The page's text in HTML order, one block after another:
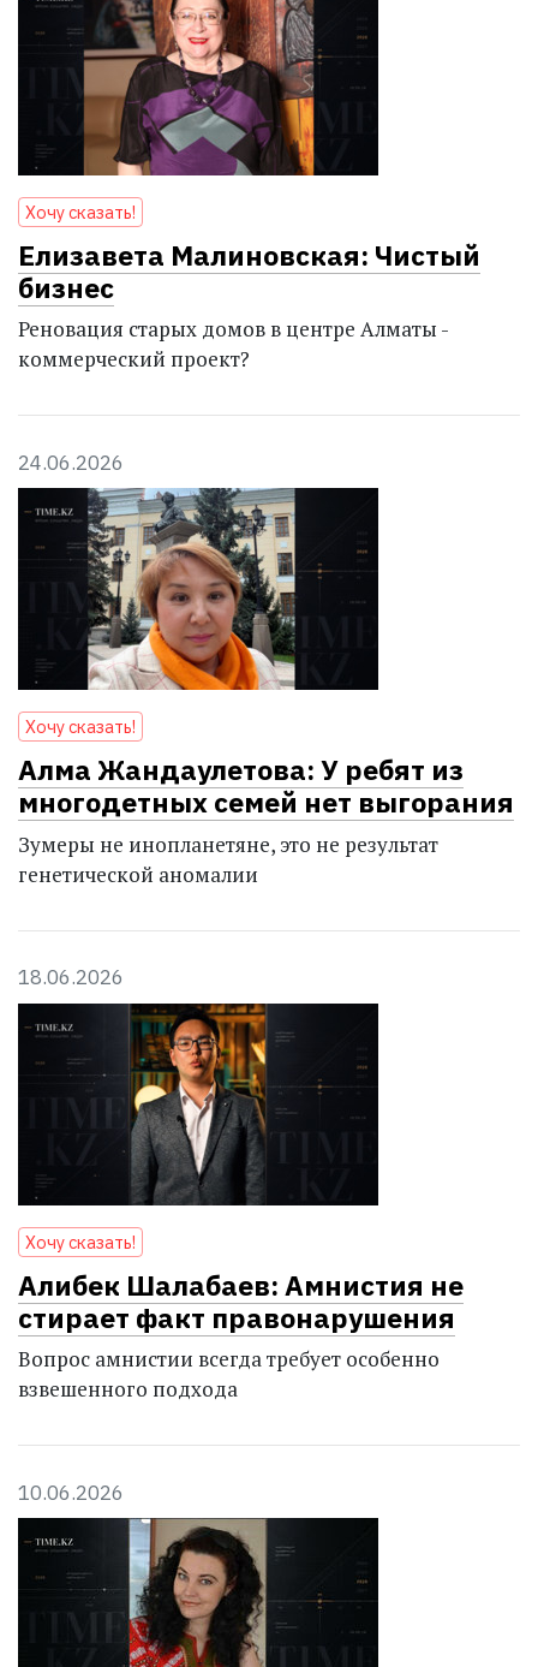
Хочу сказать!
Елизавета Малиновская: Чистый
бизнес
Реновация старых домов в центре Алматы -
коммерческий проект?
24.06.2026
Хочу сказать!
Алма Жандаулетова: У ребят из
многодетных семей нет выгорания
Зумеры не инопланетяне, это не результат
генетичес­кой аномалии
18.06.2026
Хочу сказать!
Алибек Шалабаев: Амнистия не
стирает факт правонарушения
Вопрос амнистии всегда требует особенно
взвешенного подхода
10.06.2026